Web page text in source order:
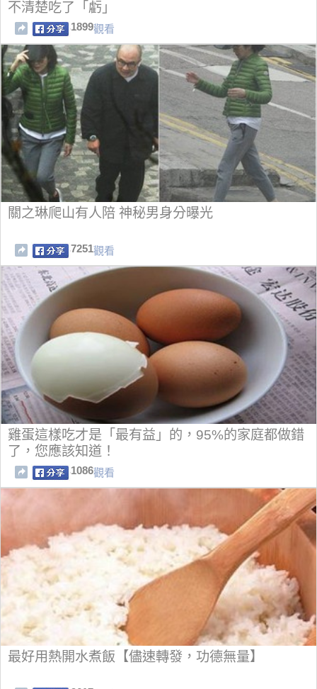
不清楚吃了「虧」
1899觀看
關之琳爬山有人陪 神秘男身分曝光
7251觀看
雞蛋這樣吃才是「最有益」的，95%的家庭都做錯
了，您應該知道！
1086觀看
最好用熱開水煮飯【儘速轉發，功德無量】